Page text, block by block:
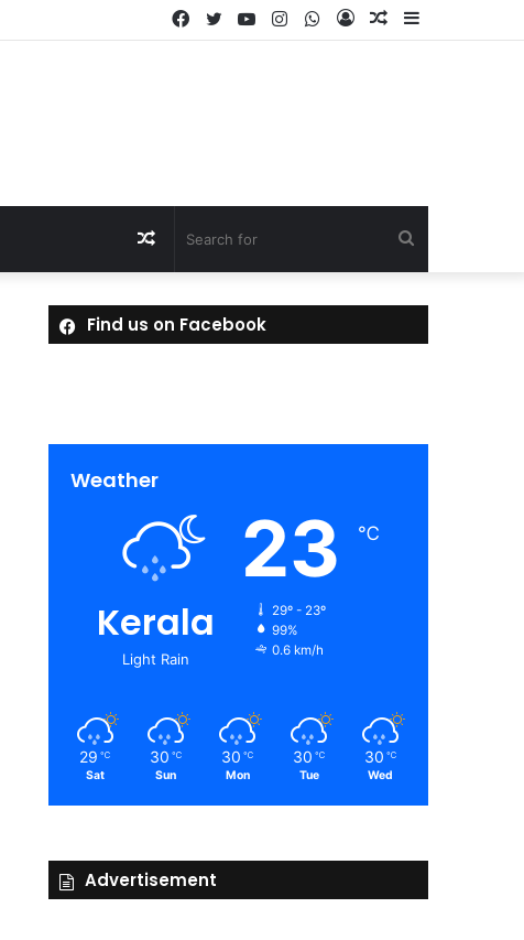
Sidebar
Random
Log
WhatsApp
Instagram
YouTube
Twitter
Facebook
for
Random
Article
Find us on Facebook
Weather
Kerala
Light Rain
23 ℃
29º - 23º
99%
0.6 km/h
29 ℃
Sat
30 ℃
Sun
30 ℃
Mon
30 ℃
Tue
30 ℃
Wed
Advertisement